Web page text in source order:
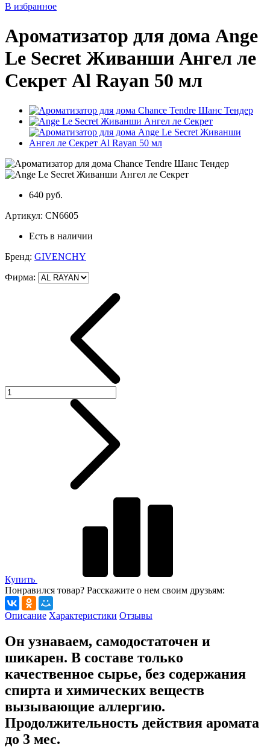
В избранное
Ароматизатор для дома Ange
Le Secret Живанши Ангел ле
Секрет Al Rayan 50 мл
640 руб.
Артикул: CN6605
Есть в наличии
Бренд: GIVENCHY
Фирма:
Купить
Понравился товар? Расскажите о нем своим друзьям:
Описание Характеристики Отзывы
Он узнаваем, самодостаточен и
шикарен. В составе только
качественное сырье, без содержания
спирта и химических веществ
вызывающие аллергию.
Продолжительность действия аромата
до 3 мес.